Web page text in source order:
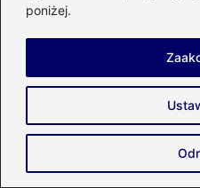
poniżej.Czy budowa domu
kosztowna
Ile worków
przygotowanie